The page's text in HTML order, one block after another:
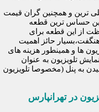
ترین و همچنین گران قیمت
حساس ترین قطعه
از این قطعه برای
حائز اهمیت
ها و همینطور هزینه های
تلویزیون به عنوان
به پنل (مخصوصا تلویزیون
در تهرانپارس